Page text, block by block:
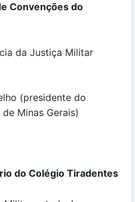
Convenções do
da Justiça Militar
(presidente do
Minas Gerais)
do Colégio Tiradentes